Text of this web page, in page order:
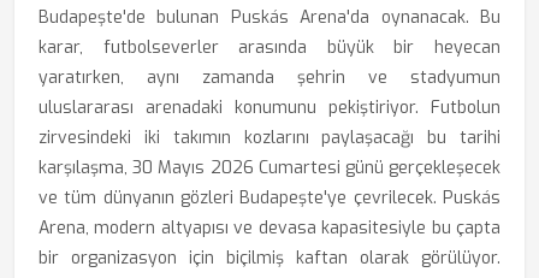
Budapeşte'de bulunan Puskás Arena'da oynanacak. Bu
karar, futbolseverler arasında büyük bir heyecan
yaratırken, aynı zamanda şehrin ve stadyumun
uluslararası arenadaki konumunu pekiştiriyor. Futbolun
zirvesindeki iki takımın kozlarını paylaşacağı bu tarihi
karşılaşma, 30 Mayıs 2026 Cumartesi günü gerçekleşecek
ve tüm dünyanın gözleri Budapeşte'ye çevrilecek. Puskás
Arena, modern altyapısı ve devasa kapasitesiyle bu çapta
bir organizasyon için biçilmiş kaftan olarak görülüyor.